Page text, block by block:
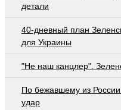
детали
40-дневный план
для Украины
"Не наш канцлер".
По бежавшему из
удар